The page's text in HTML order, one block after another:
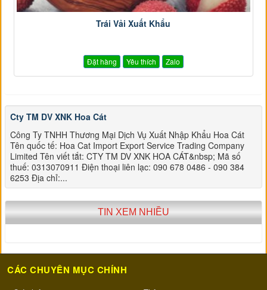
Trái Vải Xuất Khẩu
Đặt hàng Yêu thích Zalo
Cty TM DV XNK Hoa Cát
Công Ty TNHH Thương Mại Dịch Vụ Xuất Nhập Khẩu Hoa Cát
Tên quốc tế: Hoa Cat Import Export Service Trading Company
Limited Tên viết tắt: CTY TM DV XNK HOA CÁT&nbsp; Mã số
thuế: 0313070911 Điện thoại liên lạc: 090 678 0486 - 090 384
6253 Địa chỉ:...
TIN XEM NHIỀU
CÁC CHUYÊN MỤC CHÍNH